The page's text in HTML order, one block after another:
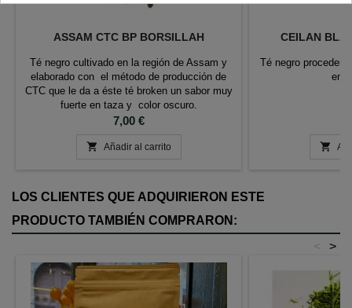
ASSAM CTC BP BORSILLAH
Té negro cultivado en la región de Assam y
elaborado con el método de producción de
CTC que le da a éste té broken un sabor muy
fuerte en taza y color oscuro.
Precio
7,00 €
 Añadir al carrito
CEILAN
Té negro
en

LOS CLIENTES QUE ADQUIRIERON ESTE
PRODUCTO TAMBIÉN COMPRARON:
>
<